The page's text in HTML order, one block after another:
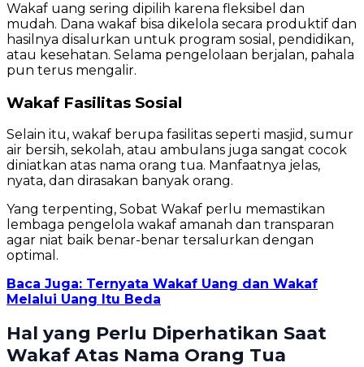
Wakaf uang sering dipilih karena fleksibel dan
mudah. Dana wakaf bisa dikelola secara produktif dan
hasilnya disalurkan untuk program sosial, pendidikan,
atau kesehatan. Selama pengelolaan berjalan, pahala
pun terus mengalir.
Wakaf Fasilitas Sosial
Selain itu, wakaf berupa fasilitas seperti masjid, sumur
air bersih, sekolah, atau ambulans juga sangat cocok
diniatkan atas nama orang tua. Manfaatnya jelas,
nyata, dan dirasakan banyak orang.
Yang terpenting, Sobat Wakaf perlu memastikan
lembaga pengelola wakaf amanah dan transparan
agar niat baik benar-benar tersalurkan dengan
optimal.
Baca Juga: Ternyata Wakaf Uang dan Wakaf
Melalui Uang Itu Beda
Hal yang Perlu Diperhatikan Saat
Wakaf Atas Nama Orang Tua